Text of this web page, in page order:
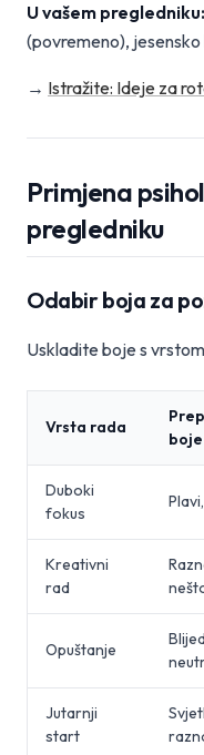
U vašem pregledniku:
(povremeno),
→ Istražite: Ideje za
Primjena
pregledniku
Odabir boja za
Uskladite boje s
Vrsta rada
boje
Duboki
fokus
Kreativni
rad
Opuštanje
Jutarnji
start